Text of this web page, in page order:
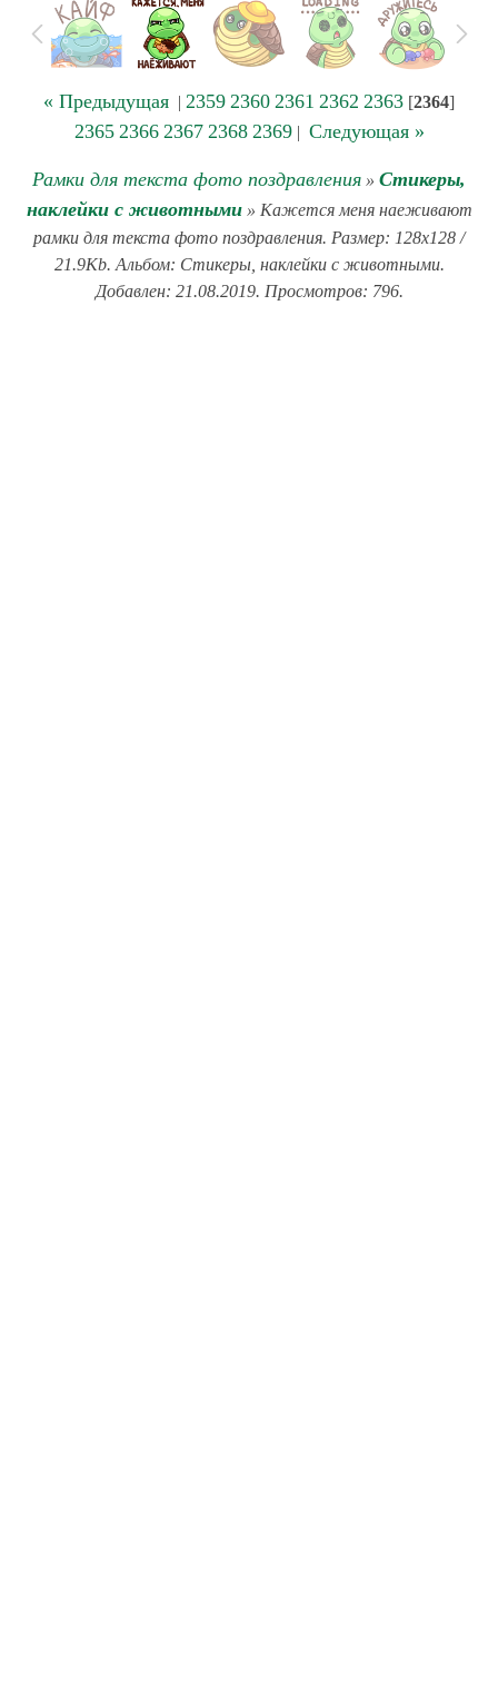
« Предыдущая | 2359 2360 2361 2362 2363 [2364]
2365 2366 2367 2368 2369| Следующая »
Рамки для текста фото поздравления » Стикеры,
наклейки с животными» Кажется меня наеживают
рамки для текста фото поздравления. Размер: 128x128 /
21.9Kb. Альбом: Стикеры, наклейки с животными.
Добавлен: 21.08.2019. Просмотров: 796.